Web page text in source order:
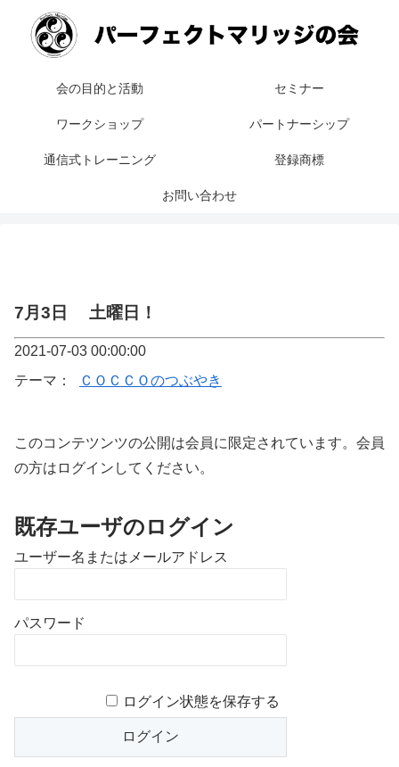
会の目的と活動 セミナー
ワークショップ パートナーシップ
通信式トレーニング 登録商標
お問い合わせ
7月3日 土曜日！
2021-07-03 00:00:00
テーマ：
ＣＯＣＣＯのつぶやき
このコンテツンツの公開は会員に限定されています。会員
の方はログインしてください。
既存ユーザのログイン
ユーザー名またはメールアドレス
パスワード
ログイン状態を保存する